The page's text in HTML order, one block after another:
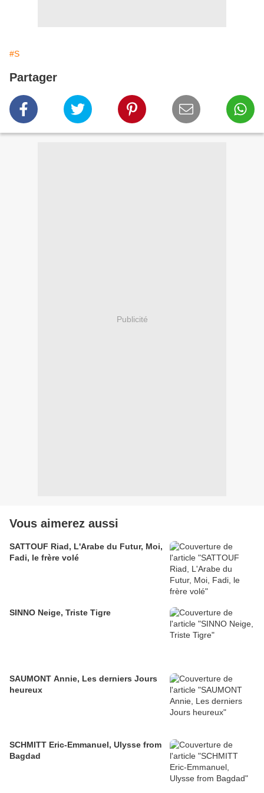
#S
Partager
Publicité
Vous aimerez aussi
SATTOUF Riad, L'Arabe du Futur, Moi,
Fadi, le frère volé
SINNO Neige, Triste Tigre
SAUMONT Annie, Les derniers Jours
heureux
SCHMITT Eric-Emmanuel, Ulysse from
Bagdad